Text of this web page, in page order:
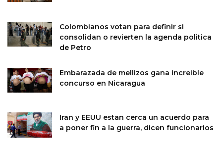
Colombianos votan para definir si
consolidan o revierten la agenda politica
de Petro
Embarazada de mellizos gana increible
concurso en Nicaragua
Iran y EEUU estan cerca un acuerdo para
a poner fin a la guerra, dicen funcionarios